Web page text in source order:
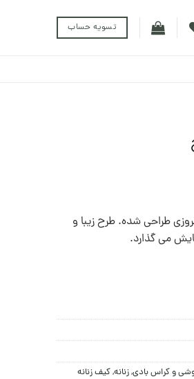
تسویه حساب
طراحی شده. طرح زیبا و
می گذارد.
و کراس بادی,زنانه,کیف زنانه